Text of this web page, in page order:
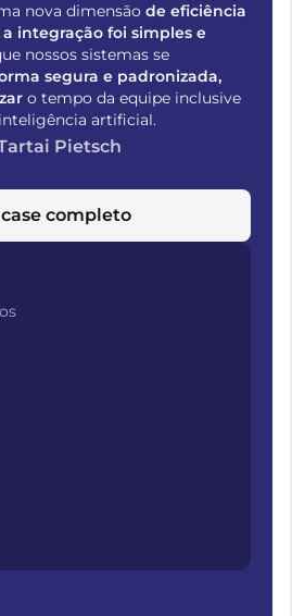
nova dimensão de eficiência
integração foi simples e
nossos sistemas se
segura e padronizada,
o tempo da equipe inclusive
artificial.
Pietsch
completo